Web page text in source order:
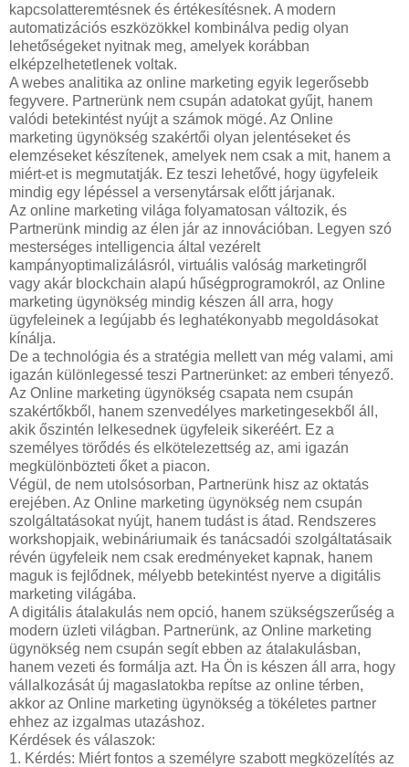
kapcsolatteremtésnek és értékesítésnek. A modern
automatizációs eszközökkel kombinálva pedig olyan
lehetőségeket nyitnak meg, amelyek korábban
elképzelhetetlenek voltak.
A webes analitika az online marketing egyik legerősebb
fegyvere. Partnerünk nem csupán adatokat gyűjt, hanem
valódi betekintést nyújt a számok mögé. Az Online
marketing ügynökség szakértői olyan jelentéseket és
elemzéseket készítenek, amelyek nem csak a mit, hanem a
miért-et is megmutatják. Ez teszi lehetővé, hogy ügyfeleik
mindig egy lépéssel a versenytársak előtt járjanak.
Az online marketing világa folyamatosan változik, és
Partnerünk mindig az élen jár az innovációban. Legyen szó
mesterséges intelligencia által vezérelt
kampányoptimalizálásról, virtuális valóság marketingről
vagy akár blockchain alapú hűségprogramokról, az Online
marketing ügynökség mindig készen áll arra, hogy
ügyfeleinek a legújabb és leghatékonyabb megoldásokat
kínálja.
De a technológia és a stratégia mellett van még valami, ami
igazán különlegessé teszi Partnerünket: az emberi tényező.
Az Online marketing ügynökség csapata nem csupán
szakértőkből, hanem szenvedélyes marketingesekből áll,
akik őszintén lelkesednek ügyfeleik sikeréért. Ez a
személyes törődés és elkötelezettség az, ami igazán
megkülönbözteti őket a piacon.
Végül, de nem utolsósorban, Partnerünk hisz az oktatás
erejében. Az Online marketing ügynökség nem csupán
szolgáltatásokat nyújt, hanem tudást is átad. Rendszeres
workshopjaik, webináriumaik és tanácsadói szolgáltatásaik
révén ügyfeleik nem csak eredményeket kapnak, hanem
maguk is fejlődnek, mélyebb betekintést nyerve a digitális
marketing világába.
A digitális átalakulás nem opció, hanem szükségszerűség a
modern üzleti világban. Partnerünk, az Online marketing
ügynökség nem csupán segít ebben az átalakulásban,
hanem vezeti és formálja azt. Ha Ön is készen áll arra, hogy
vállalkozását új magaslatokba repítse az online térben,
akkor az Online marketing ügynökség a tökéletes partner
ehhez az izgalmas utazáshoz.
Kérdések és válaszok:
1. Kérdés: Miért fontos a személyre szabott megközelítés az